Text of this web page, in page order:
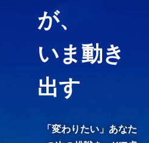
が、
いま動き
出す
「変わりたい」あなた